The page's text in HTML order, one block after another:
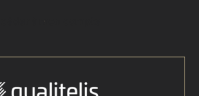
Accéder à mon compte